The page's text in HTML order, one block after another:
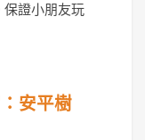
保證小朋友玩
安平樹